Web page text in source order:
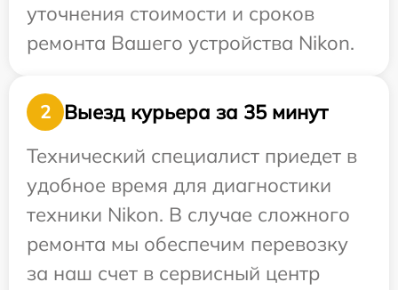
уточнения стоимости и сроков
ремонта Вашего устройства Nikon.
2
Выезд курьера за 35 минут
Технический специалист приедет в
удобное время для диагностики
техники Nikon. В случае сложного
ремонта мы обеспечим перевозку
за наш счет в сервисный центр